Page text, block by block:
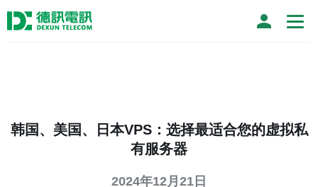
韩国、美国、日本VPS：选择最适合您的虚拟私
有服务器
2024年12月21日